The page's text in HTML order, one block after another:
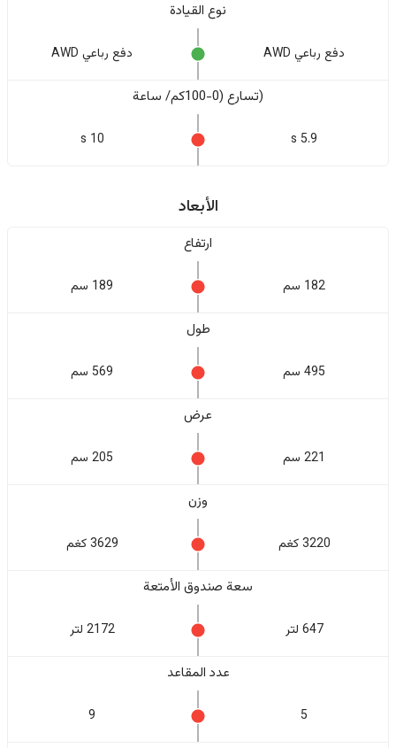
نوع القيادة
دفع رباعي AWD دفع رباعي AWD
(تسارع (0-100كم/ ساعة
5.9 s
10 s
الأبعاد
ارتفاع
182 سم 189 سم
طول
495 سم 569 سم
عرض
221 سم 205 سم
وزن
3220 كغم 3629 كغم
سعة صندوق الأمتعة
647 لتر 2172 لتر
عدد المقاعد
5
9